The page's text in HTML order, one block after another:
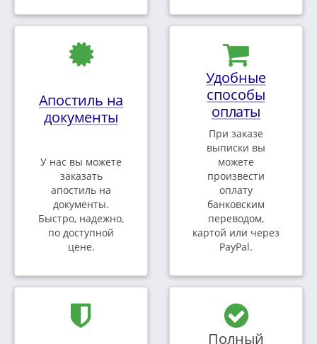
Апостиль на
документы
У нас вы можете
заказать
апостиль на
документы.
Быстро, надежно,
по доступной
цене.
Удобные
способы
оплаты
При заказе
выписки вы
можете
произвести
оплату
банковским
переводом,
картой или через
PayPal.
Полный